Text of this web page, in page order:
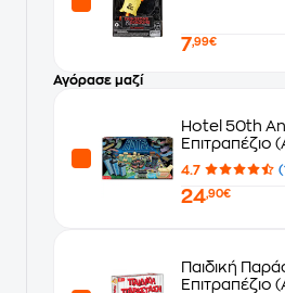
7,99€
Αγόρασε μαζί
Hotel 50th
Επιτραπέζιο
4.7
24,90€
Παιδική
Επιτραπέζιο